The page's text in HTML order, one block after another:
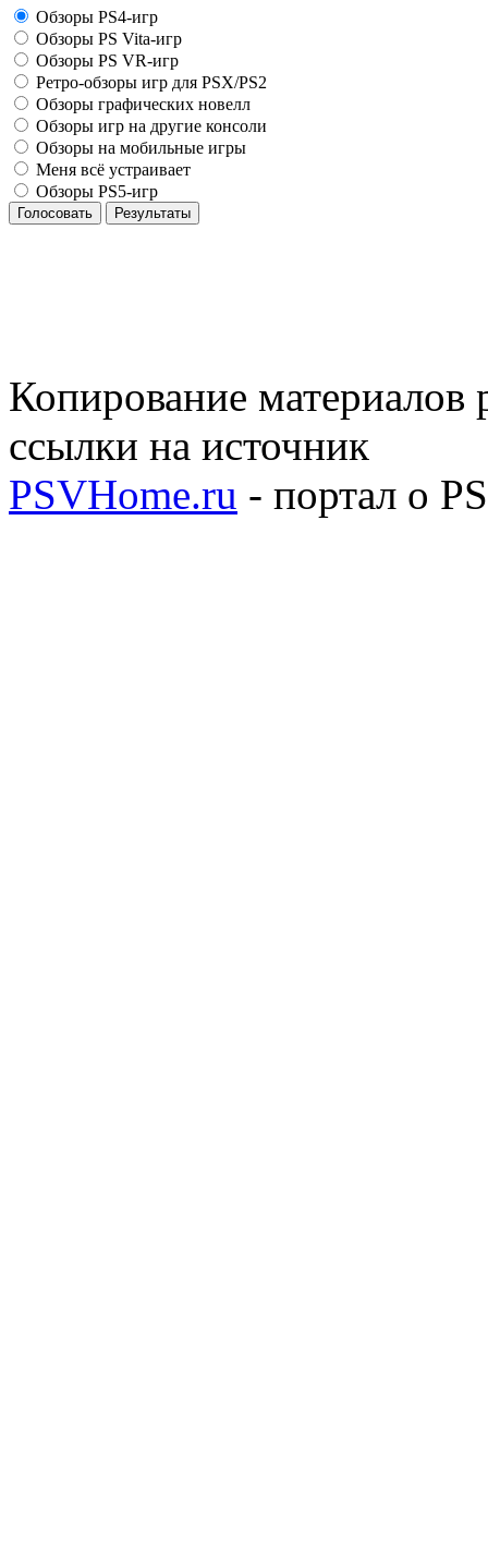
Обзоры PS4-игр
Обзоры PS Vita-игр
Обзоры PS VR-игр
Ретро-обзоры игр для PSX/PS2
Обзоры графических новелл
Обзоры игр на другие консоли
Обзоры на мобильные игры
Меня всё устраивает
Обзоры PS5-игр
Голосовать Результаты
Копирование материалов
ссылки на источник
PSVHome.ru - портал о